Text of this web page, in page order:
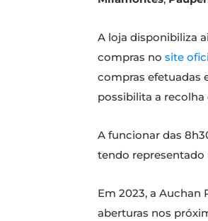
A loja disponibiliza
compras no site
compras efetuadas
possibilita a
A funcionar das
tendo
Em 2023, a Auchan
aberturas nos